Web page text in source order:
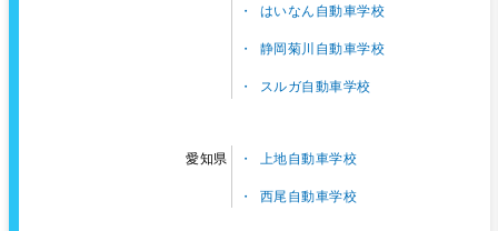
はいなん自動車学校
静岡菊川自動車学校
スルガ自動車学校
愛知県 上地自動車学校
西尾自動車学校